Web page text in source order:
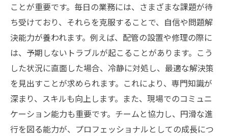
ことが重要です。毎日の業務には、さまざまな課題が待
ち受けており、それらを克服することで、自信や問題解
決能力が養われます。例えば、配管の設置や修理の際に
は、予期しないトラブルが起こることがあります。こう
した状況に直面した場合、冷静に対処し、最適な解決策
を見出すことが求められます。これにより、専門知識が
深まり、スキルも向上します。また、現場でのコミュニ
ケーション能力も重要です。チームと協力し、円滑な進
行を図る能力が、プロフェッショナルとしての成長につ